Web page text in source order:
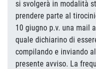
si svolgerà in modalità
prendere parte al
10 giugno p.v. una mail
quale dichiarino di
compilando e inviando
presente avviso. La